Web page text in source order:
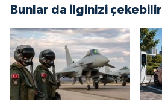
Bunlar da ilginizi çekebilir